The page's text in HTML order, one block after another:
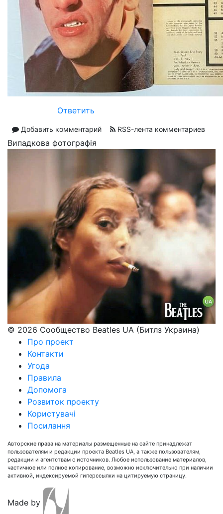
Ответить
Добавить комментарий RSS-лента комментариев
Випадкова фотографія
© 2026 Сообщество Beatles UA (Битлз Украина)
Про проект
Контакти
Угода
Правила
Допомога
Розвиток проекту
Користувачі
Посилання
Авторские права на материалы размещенные на сайте принадлежат
пользователям и редакции проекта Beatles UA, а также пользователям,
редакции и агентствам с источников. Любое использование материалов,
частичное или полное копирование, возможно исключительно при наличии
активной, индексируемой гиперссылки на цитируемую страницу.
Made by